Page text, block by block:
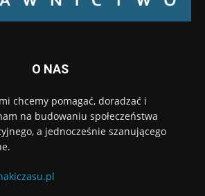
O NAS
chcemy pomagać, doradzać i
na budowaniu społeczeństwa
a jednocześnie szanującego